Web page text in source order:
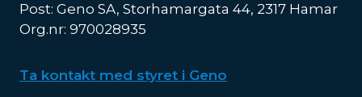
Post: Geno SA, Storhamargata 44, 2317 Hamar
Org.nr: 970028935
Ta kontakt med styret i Geno